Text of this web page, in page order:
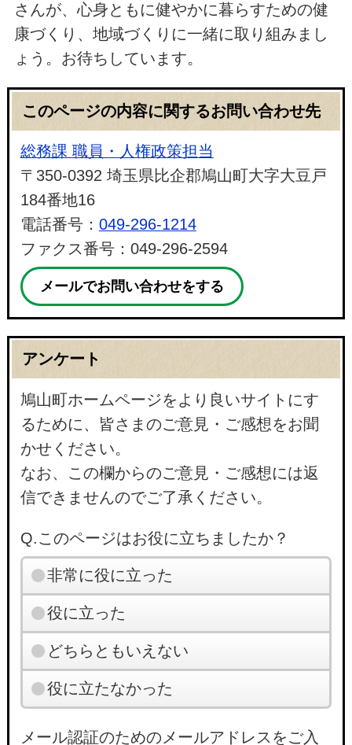
さんが、心身ともに健やかに暮らすための健
康づくり、地域づくりに一緒に取り組みまし
ょう。お待ちしています。
このページの内容に関するお問い合わせ先
総務課 職員・人権政策担当
〒350-0392 埼玉県比企郡鳩山町大字大豆戸
184番地16
電話番号： 049-296-1214
ファクス番号：049-296-2594
メールでお問い合わせをする
アンケート
鳩山町ホームページをより良いサイトにす
るために、皆さまのご意見・ご感想をお聞
かせください。
なお、この欄からのご意見・ご感想には返
信できませんのでご了承ください。
Q.このページはお役に立ちましたか？
非常に役に立った
役に立った
どちらともいえない
役に立たなかった
メール認証のためのメールアドレスをご入